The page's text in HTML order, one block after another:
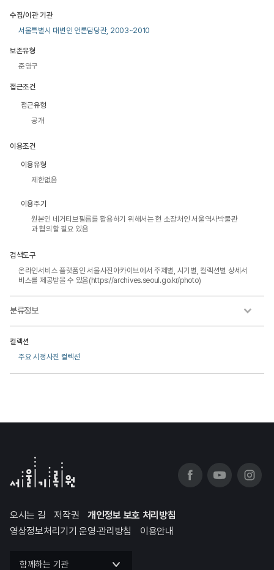
수집/이관 기관
서울특별시 대변인 언론담당관, 2003~2010
보존유형
준영구
접근조건
접근유형
공개
이용조건
이용유형
제한없음
이용주기
원본인 네거티브필름를 활용하기 위해서는 현 소장처인 서울역사박물관
과 협의할 필요 있음
검색도구
온라인서비스 플랫폼인 서울사진아카이브에서 주제별, 시기별, 컬렉션별 상세서
비스를 제공받을 수 있음(https://archives.seoul.go.kr/photo)
분류정보
컬렉션
주요 시정사진 컬렉션
오시는 길 저작권
개인정보 보호 처리방침
영상정보처리기기 운영·관리방침
이용안내
함께하는 기관